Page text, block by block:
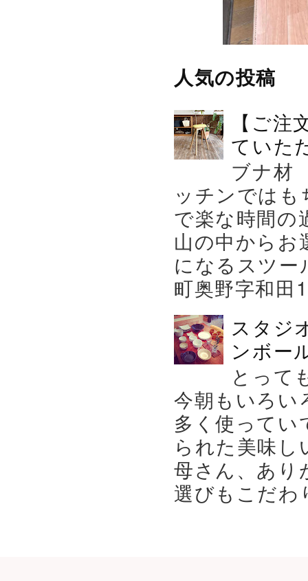
人気の投稿
【ご
ていた
ブナ材
ッチンでは
で楽な時間の
山の中から
になるスツー
町奥野字和
スタジ
ンボー
とって
今朝もいろい
多く使ってい
られた美味
母さん、あり
選びもこだ